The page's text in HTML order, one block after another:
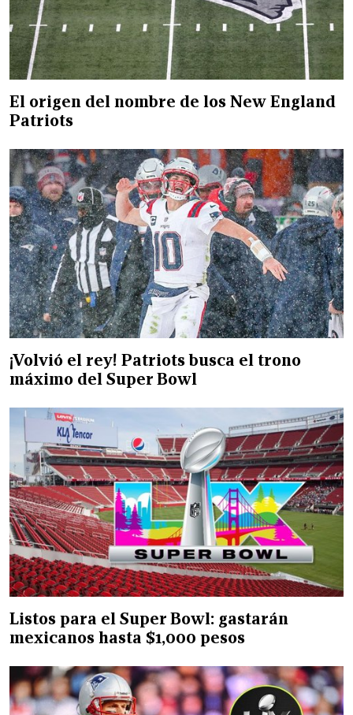
El origen del nombre de los New England
Patriots
¡Volvió el rey! Patriots busca el trono
máximo del Super Bowl
Listos para el Super Bowl: gastarán
mexicanos hasta $1,000 pesos